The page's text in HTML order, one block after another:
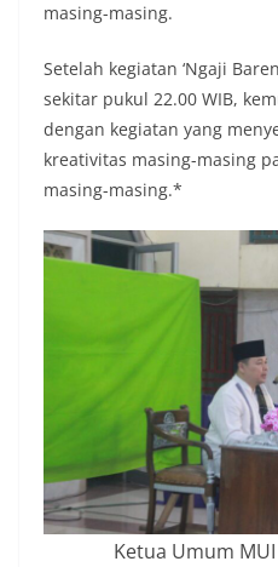
masing-masing.
Setelah kegiatan ‘Ngaji
sekitar pukul 22.00 WIB,
dengan kegiatan yang
kreativitas masing-masing
masing-masing.*
Ketua Umum